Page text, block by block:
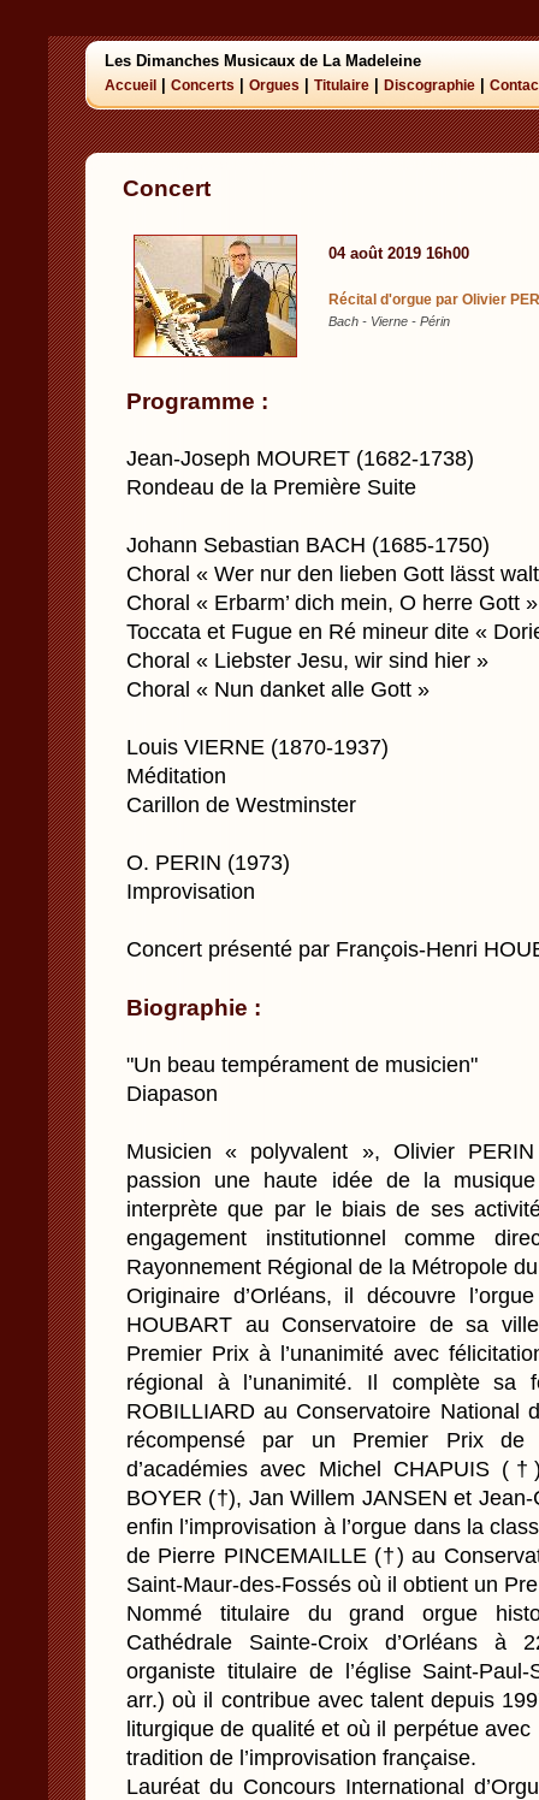
Les Dimanches Musicaux de La Madeleine
Accueil Concerts Orgues Titulaire Discographie
Concert
04 août 2019 16h00
Récital d'orgue par Olivier
Bach - Vierne - Périn
Programme :
Jean-Joseph MOURET (1682-1738)
Rondeau de la Première Suite
Johann Sebastian BACH (1685-1750)
Choral « Wer nur den lieben Gott lässt
Choral « Erbarm’ dich mein, O herre Gott »
Toccata et Fugue en Ré mineur dite «
Choral « Liebster Jesu, wir sind hier »
Choral « Nun danket alle Gott »
Louis VIERNE (1870-1937)
Méditation
Carillon de Westminster
O. PERIN (1973)
Improvisation
Concert présenté par François-Henri
Biographie :
"Un beau tempérament de musicien"
Diapason
Musicien « polyvalent », Olivier
passion une haute idée de la
interprète que par le biais de ses
engagement institutionnel comme
Rayonnement Régional de la Métropole
Originaire d’Orléans, il découvre
HOUBART au Conservatoire de sa
Premier Prix à l’unanimité avec
régional à l’unanimité. Il complète sa
ROBILLIARD au Conservatoire National
récompensé par un Premier Prix de
d’académies avec Michel CHAPUIS
BOYER (†), Jan Willem JANSEN et
enfin l’improvisation à l’orgue dans la
de Pierre PINCEMAILLE (†) au
Saint-Maur-des-Fossés où il obtient un
Nommé titulaire du grand orgue
Cathédrale Sainte-Croix d’Orléans
organiste titulaire de l’église Saint-
arr.) où il contribue avec talent depuis
liturgique de qualité et où il perpétue
tradition de l’improvisation française.
Lauréat du Concours International